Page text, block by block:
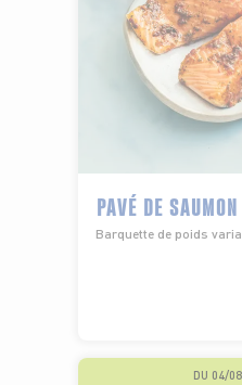
PAVÉ DE
Barquette de poids
DU 04/